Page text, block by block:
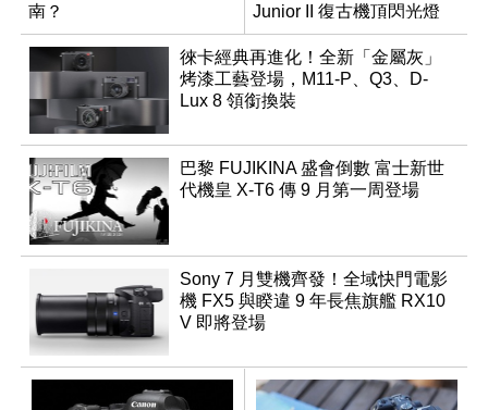
南？
Junior II 復古機頂閃光燈
徠卡經典再進化！全新「金屬灰」
烤漆工藝登場，M11-P、Q3、D-
Lux 8 領銜換裝
巴黎 FUJIKINA 盛會倒數 富士新世
代機皇 X-T6 傳 9 月第一周登場
Sony 7 月雙機齊發！全域快門電影
機 FX5 與睽違 9 年長焦旗艦 RX10
V 即將登場